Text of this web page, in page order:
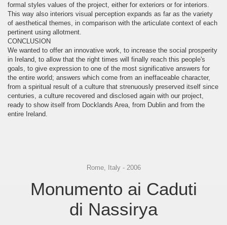
formal styles values of the project, either for exteriors or for interiors.
This way also interiors visual perception expands as far as the variety
of aesthetical themes, in comparison with the articulate context of each
pertinent using allotment.
CONCLUSION
We wanted to offer an innovative work, to increase the social prosperity
in Ireland, to allow that the right times will finally reach this people's
goals, to give expression to one of the most significative answers for
the entire world; answers which come from an ineffaceable character,
from a spiritual result of a culture that strenuously preserved itself since
centuries, a culture recovered and disclosed again with our project,
ready to show itself from Docklands Area, from Dublin and from the
entire Ireland.
Rome, Italy - 2006
Monumento ai Caduti
di Nassirya